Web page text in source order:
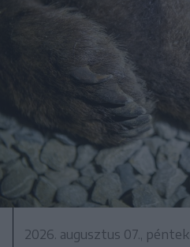
2026. augusztus 07., péntek